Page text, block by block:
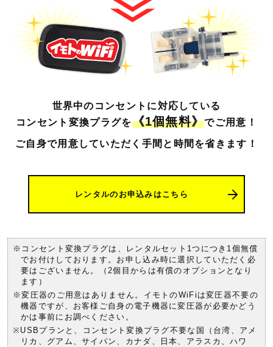
世界中のコンセントに対応している
コンセント変換プラグを《1個無料》でご用意！
ご自身で用意していただく手間と時間を省きます！
レンタルのお申込みはこちら
※コンセント変換プラグは、レンタルセット1つにつき1個無償
でお付けしております。お申し込み時に選択していただく必
要はございません。（2個目からは有償のオプションとなり
ます）
※変圧器のご用意はありません。イモトのWiFiは変圧器不要の
機器ですが、お客様ご自身の電子機器に変圧器が必要かどう
かは事前にお調べください。
※USBプランと、コンセント変換プラグ不要な国（台湾、アメ
リカ、グアム、サイパン、カナダ、日本、アラスカ、ハワ